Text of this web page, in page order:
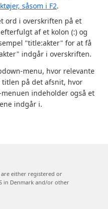
såsom i F2.
ord i overskriften på et
af et kolon (:) og
"title:akter" for at få
indgår i overskriften.
menu, hvor relevante
på det afsnit, hvor
indeholder også et
indgår i.
are either registered or
in Denmark and/or other